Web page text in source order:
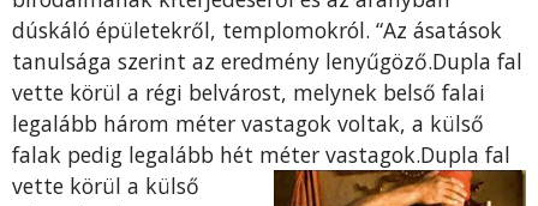
dúskáló épületekről, templomokról. “Az ásatások
tanulsága szerint az eredmény lenyűgöző.Dupla fal
vette körül a régi belvárost, melynek belső falai
legalább három méter vastagok voltak, a külső
falak pedig legalább hét méter vastagok.Dupla fal
vette körül a külső